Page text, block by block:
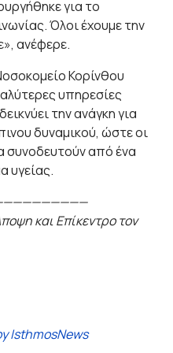
για το
Όλοι έχουμε την
ανέφερε.
Κορίνθου
υπηρεσίες
την ανάγκη για
δυναμικού, ώστε οι
συνοδευτούν από ένα
υγείας.
και Επίκεντρο τον
IsthmosNews